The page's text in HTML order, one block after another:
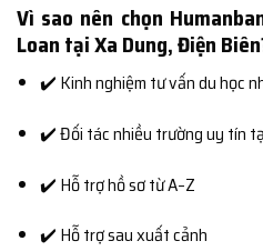
Vì sao nên chọn
Loan tại Xa Dung, Điện
✔️ Kinh nghiệm tư vấn du học
✔️ Đối tác nhiều trường uy tín
✔️ Hỗ trợ hồ sơ từ A–Z
✔️ Hỗ trợ sau xuất cảnh